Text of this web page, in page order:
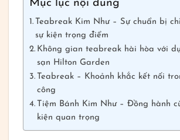
Mục lục nội dung
Teabreak Kim Như – Sự chuẩn bị
sự kiện trọng điểm
Không gian teabreak hài hòa với
sạn Hilton Garden
Teabreak – Khoảnh khắc kết nối
công
Tiệm Bánh Kim Như – Đồng hành
kiện quan trọng